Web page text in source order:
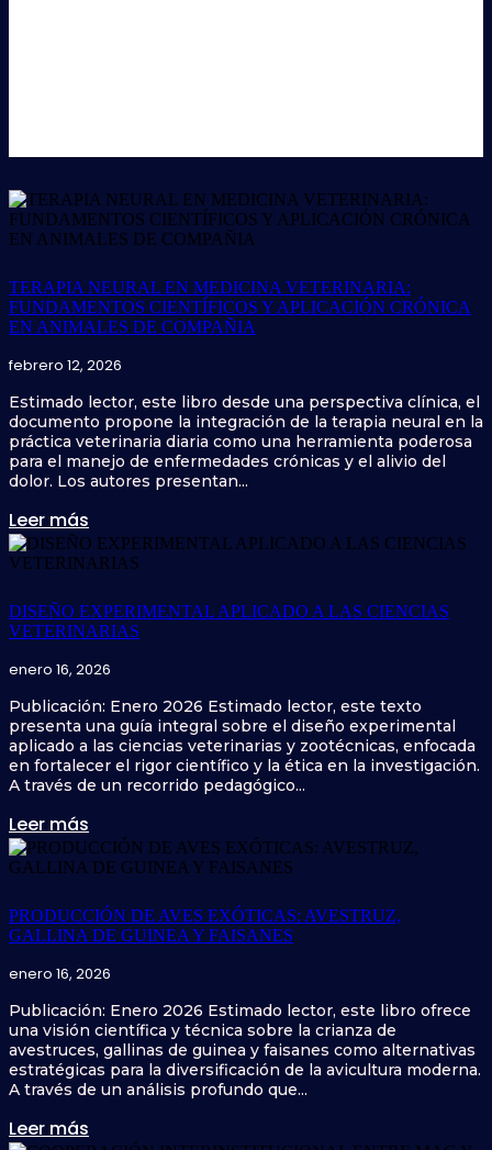
TERAPIA NEURAL EN MEDICINA VETERINARIA:
FUNDAMENTOS CIENTÍFICOS Y APLICACIÓN CRÓNICA
EN ANIMALES DE COMPAÑIA
febrero 12, 2026
Estimado lector, este libro desde una perspectiva clínica, el
documento propone la integración de la terapia neural en la
práctica veterinaria diaria como una herramienta poderosa
para el manejo de enfermedades crónicas y el alivio del
dolor. Los autores presentan...
Leer más
DISEÑO EXPERIMENTAL APLICADO A LAS CIENCIAS
VETERINARIAS
enero 16, 2026
Publicación: Enero 2026 Estimado lector, este texto
presenta una guía integral sobre el diseño experimental
aplicado a las ciencias veterinarias y zootécnicas, enfocada
en fortalecer el rigor científico y la ética en la investigación.
A través de un recorrido pedagógico...
Leer más
PRODUCCIÓN DE AVES EXÓTICAS: AVESTRUZ,
GALLINA DE GUINEA Y FAISANES
enero 16, 2026
Publicación: Enero 2026 Estimado lector, este libro ofrece
una visión científica y técnica sobre la crianza de
avestruces, gallinas de guinea y faisanes como alternativas
estratégicas para la diversificación de la avicultura moderna.
A través de un análisis profundo que...
Leer más